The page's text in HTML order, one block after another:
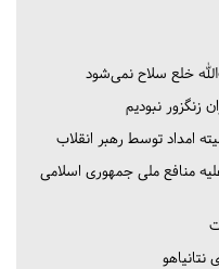
خلع سلاح نمی‌شود
زنگزور نبودیم
امداد توسط رهبر انقلاب
منافع ملی جمهوری اسلامی
نتانیاهو